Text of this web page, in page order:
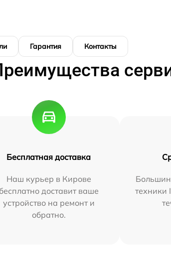
Гарантия Контакты
Бесплатная доставка
Наш курьер в Кирове
бесплатно доставит ваше
устройство на ремонт и
обратно.
техники